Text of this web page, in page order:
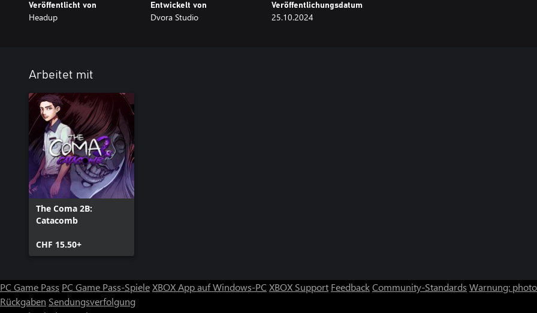
Veröffentlicht von
Headup
Entwickelt von
Dvora Studio
Veröffentlichungsdatum
25.10.2024
Arbeitet mit
The Coma 2B:
Catacomb
CHF 15.50+
PC Game Pass PC Game Pass-SpieleXBOX App auf Windows-PC XBOX Support FeedbackCommunity-Standards Warnung:
Rückgaben Sendungsverfolgung